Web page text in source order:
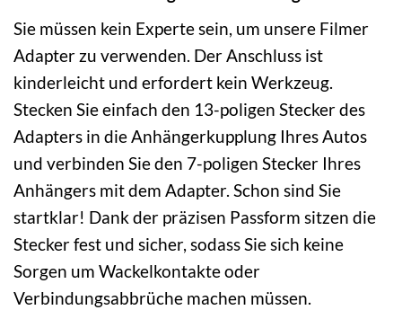
Sie müssen kein Experte sein, um unsere Filmer
Adapter zu verwenden. Der Anschluss ist
kinderleicht und erfordert kein Werkzeug.
Stecken Sie einfach den 13-poligen Stecker des
Adapters in die Anhängerkupplung Ihres Autos
und verbinden Sie den 7-poligen Stecker Ihres
Anhängers mit dem Adapter. Schon sind Sie
startklar! Dank der präzisen Passform sitzen die
Stecker fest und sicher, sodass Sie sich keine
Sorgen um Wackelkontakte oder
Verbindungsabbrüche machen müssen.